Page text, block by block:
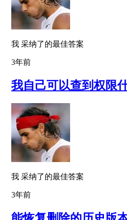
我 采纳了的最佳答案
3年前
我自己可以查到权限
我 采纳了的最佳答案
3年前